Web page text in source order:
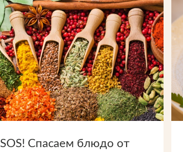
SOS! Спасаем блюдо от